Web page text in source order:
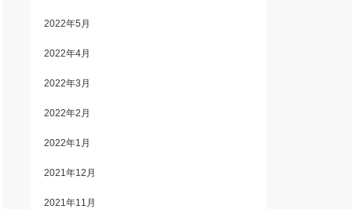
2022年5月
2022年4月
2022年3月
2022年2月
2022年1月
2021年12月
2021年11月